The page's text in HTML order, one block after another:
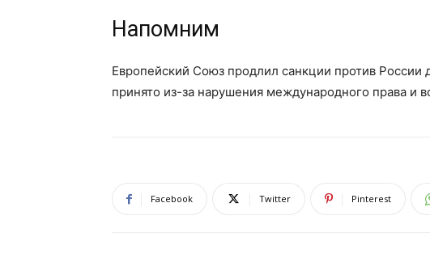
Напомним
Европейский Союз продлил санкции против
принято из-за нарушения международного права и
Facebook Twitter Pinterest